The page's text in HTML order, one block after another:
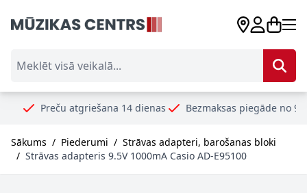
atgriešana 14 dienas Bezmaksas piegāde no 99€
Sākums / Piederumi / Strāvas adapteri, barošanas bloki
/ Strāvas adapteris 9.5V 1000mA Casio AD-E95100